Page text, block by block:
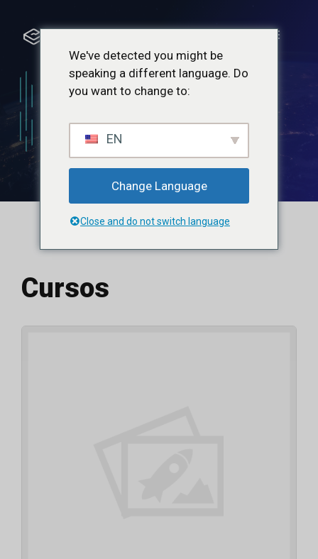
Menu
Cursos
We've detected you might be
speaking a different language. Do
you want to change to:
EN
Change Language
Close and do not switch language